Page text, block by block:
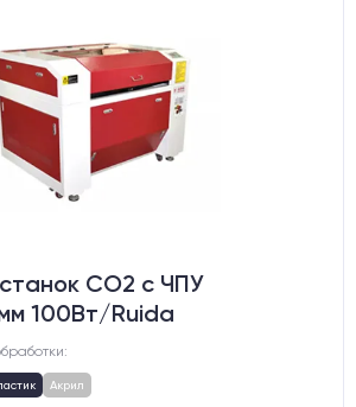
CO2 c ЧПУ
100Вт/Ruida
Акрил